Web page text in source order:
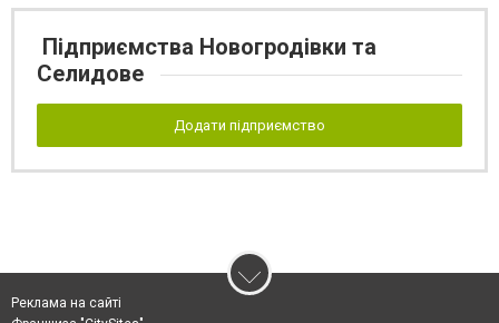
Підприємства Новогродівки та
Селидове
Додати підприємство
Реклама на сайті